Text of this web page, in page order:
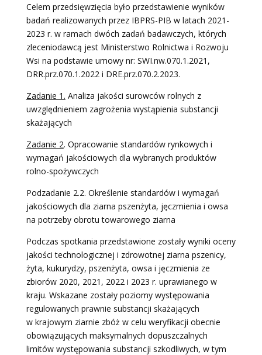
Celem przedsięwzięcia było przedstawienie wyników
badań realizowanych przez IBPRS-PIB w latach 2021-
2023 r. w ramach dwóch zadań badawczych, których
zleceniodawcą jest Ministerstwo Rolnictwa i Rozwoju
Wsi na podstawie umowy nr: SWI.nw.070.1.2021,
DRR.prz.070.1.2022 i DRE.prz.070.2.2023.
Zadanie 1. Analiza jakości surowców rolnych z
uwzględnieniem zagrożenia wystąpienia substancji
skażających
Zadanie 2. Opracowanie standardów rynkowych i
wymagań jakościowych dla wybranych produktów
rolno-spożywczych
Podzadanie 2.2. Określenie standardów i wymagań
jakościowych dla ziarna pszenżyta, jęczmienia i owsa
na potrzeby obrotu towarowego ziarna
Podczas spotkania przedstawione zostały wyniki oceny
jakości technologicznej i zdrowotnej ziarna pszenicy,
żyta, kukurydzy, pszenżyta, owsa i jęczmienia ze
zbiorów 2020, 2021, 2022 i 2023 r. uprawianego w
kraju. Wskazane zostały poziomy występowania
regulowanych prawnie substancji skażających
w krajowym ziarnie zbóż w celu weryfikacji obecnie
obowiązujących maksymalnych dopuszczalnych
limitów występowania substancji szkodliwych, w tym